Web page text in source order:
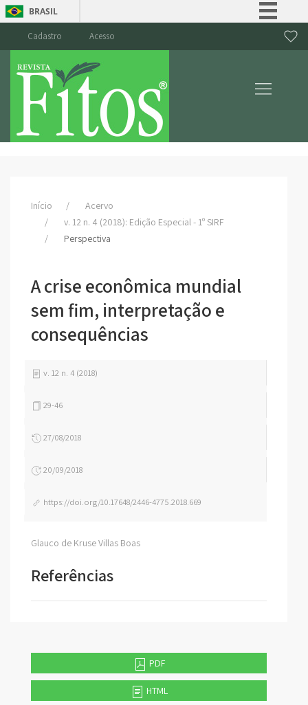
BRASIL
Canais
Cadastro Acesso
Início
Acervo
v. 12 n. 4 (2018): Edição Especial - 1º SIRF
Perspectiva
A crise econômica mundial
sem fim, interpretação e
consequências
v. 12 n. 4 (2018)
29-46
27/08/2018
20/09/2018
https://doi.org/10.17648/2446-4775.2018.669
Glauco de Kruse Villas Boas
Referências
PDF
HTML